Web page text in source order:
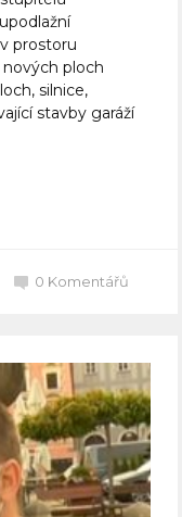
prostoru
ploch
silnice,
stavby garáží
0 Komentářů